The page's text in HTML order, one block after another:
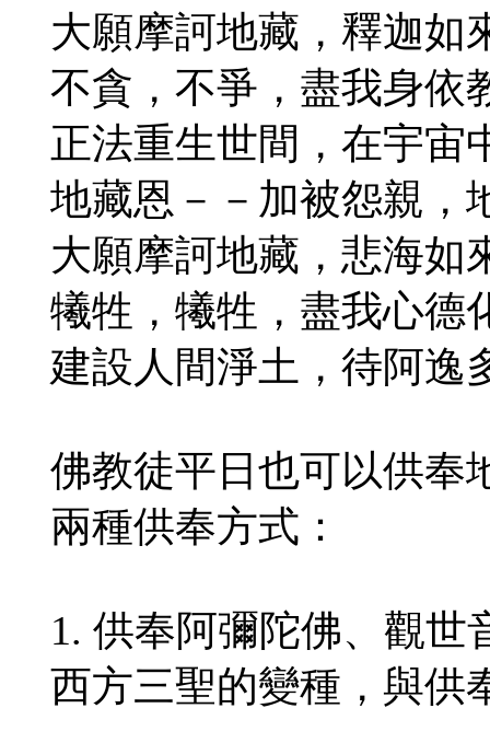
大願摩訶地藏，釋迦如
不貪，不爭，盡我身依
正法重生世間，在宇宙
地藏恩－－加被怨親，
大願摩訶地藏，悲海如
犧牲，犧牲，盡我心德
建設人間淨土，待阿逸
佛教徒平日也可以供奉
兩種供奉方式：
1. 供奉阿彌陀佛、觀世
西方三聖的變種，與供